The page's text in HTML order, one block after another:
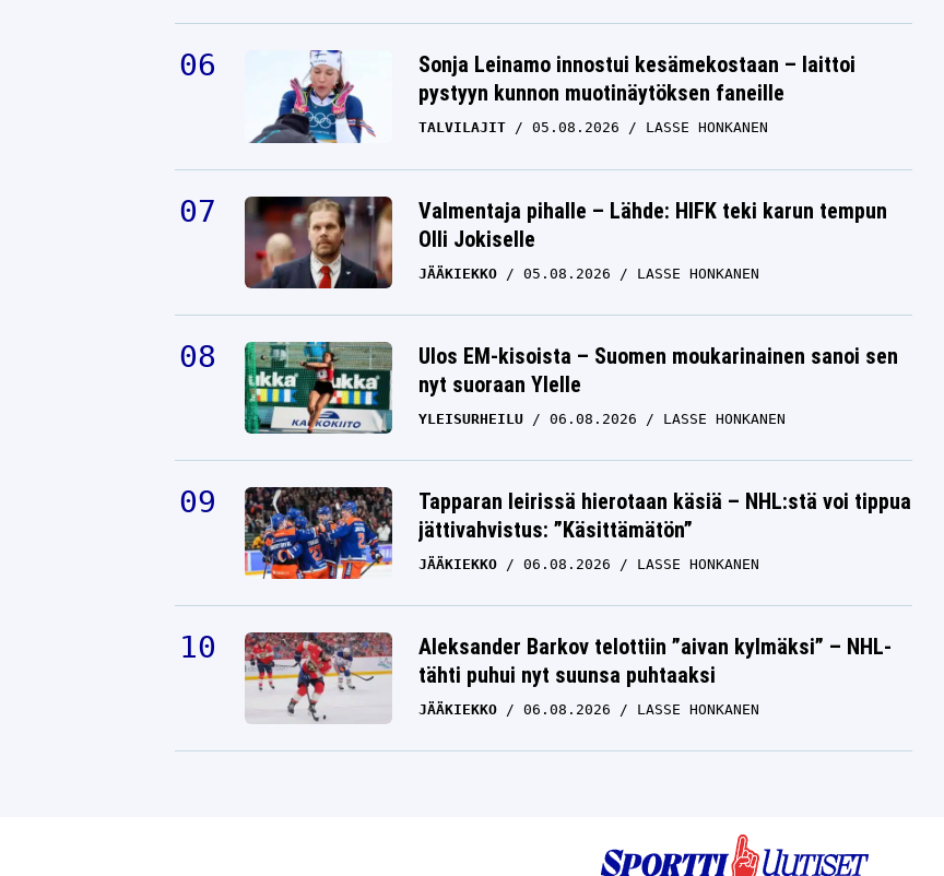
Sonja Leinamo innostui kesämekostaan – laittoi
pystyyn kunnon muotinäytöksen faneille
TALVILAJIT 05.08.2026 LASSE HONKANEN
Valmentaja pihalle – Lähde: HIFK teki karun tempun
Olli Jokiselle
JÄÄKIEKKO 05.08.2026 LASSE HONKANEN
Ulos EM-kisoista – Suomen moukarinainen sanoi sen
nyt suoraan Ylelle
YLEISURHEILU 06.08.2026 LASSE HONKANEN
Tapparan leirissä hierotaan käsiä – NHL:stä voi tippua
jättivahvistus: ”Käsittämätön”
JÄÄKIEKKO 06.08.2026 LASSE HONKANEN
Aleksander Barkov telottiin ”aivan kylmäksi” – NHL-
tähti puhui nyt suunsa puhtaaksi
JÄÄKIEKKO 06.08.2026 LASSE HONKANEN